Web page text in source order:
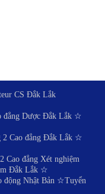
CS Đắk Lắk
đẳng Dược Đắk Lắk ☆
2 Cao đẳng Đắk Lắk ☆
Cao đẳng Xét nghiệm
Đắk Lắk ☆
động Nhật Bản ☆Tuyển